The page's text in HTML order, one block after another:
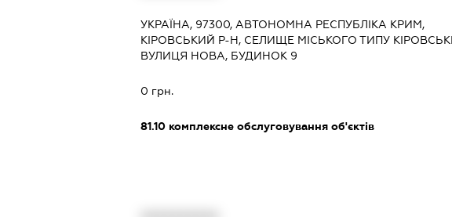
УКРАЇНА, 97300, АВТОНОМНА РЕСПУБЛІКА КРИМ,
КІРОВСЬКИЙ Р-Н, СЕЛИЩЕ МІСЬКОГО ТИПУ
ВУЛИЦЯ НОВА, БУДИНОК 9
0 грн.
81.10 комплексне обслуговування об'єктів